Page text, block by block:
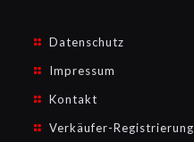
Datenschutz
Impressum
Kontakt
Verkäufer-Registrierung